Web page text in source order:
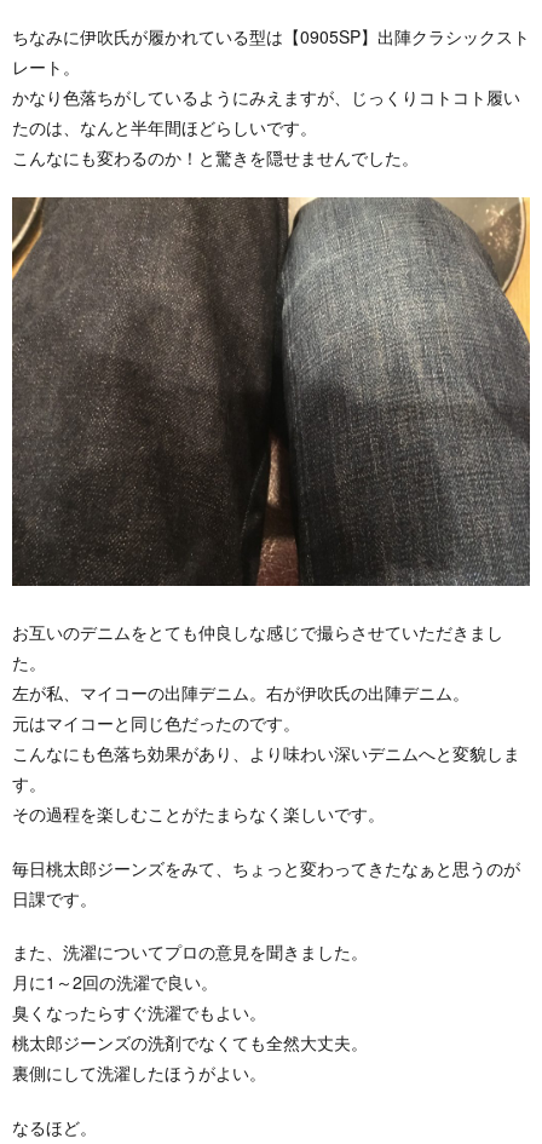
ちなみに伊吹氏が履かれている型は【0905SP】出陣クラシックスト
レート。
かなり色落ちがしているようにみえますが、じっくりコトコト履い
たのは、なんと半年間ほどらしいです。
こんなにも変わるのか！と驚きを隠せませんでした。
お互いのデニムをとても仲良しな感じで撮らさせていただきまし
た。
左が私、マイコーの出陣デニム。右が伊吹氏の出陣デニム。
元はマイコーと同じ色だったのです。
こんなにも色落ち効果があり、より味わい深いデニムへと変貌しま
す。
その過程を楽しむことがたまらなく楽しいです。
毎日桃太郎ジーンズをみて、ちょっと変わってきたなぁと思うのが
日課です。
また、洗濯についてプロの意見を聞きました。
月に1～2回の洗濯で良い。
臭くなったらすぐ洗濯でもよい。
桃太郎ジーンズの洗剤でなくても全然大丈夫。
裏側にして洗濯したほうがよい。
なるほど。